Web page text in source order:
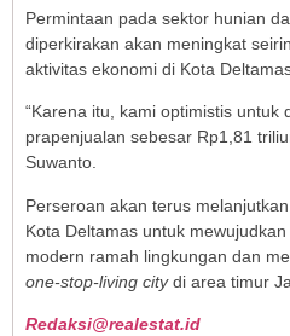
Permintaan pada sektor hunian
diperkirakan akan meningkat
aktivitas ekonomi di Kota
“Karena itu, kami optimistis untuk
prapenjualan sebesar Rp1,81
Suwanto.
Perseroan akan terus
Kota Deltamas untuk
modern ramah lingkungan dan
one-stop-living citydi area timur
Redaksi@realestat.id